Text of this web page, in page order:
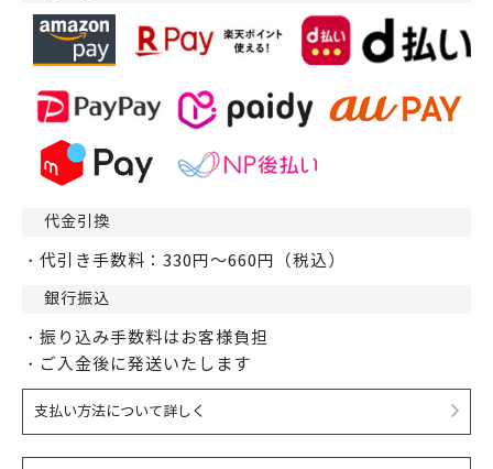
代金引換
・代引き手数料：330円～660円（税込）
銀行振込
・振り込み手数料はお客様負担
・ご入金後に発送いたします
支払い方法について詳しく